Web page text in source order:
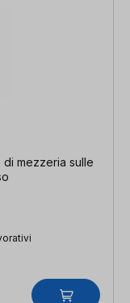
mezzeria sulle